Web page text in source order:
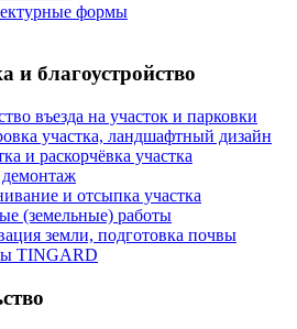
формы
и благоустройство
въезда на участок и парковки
участка, ландшафтный дизайн
и раскорчёвка участка
и отсыпка участка
(земельные) работы
земли, подготовка почвы
TINGARD